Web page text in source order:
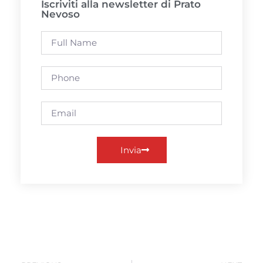
Iscriviti alla newsletter di Prato
Nevoso
Invia